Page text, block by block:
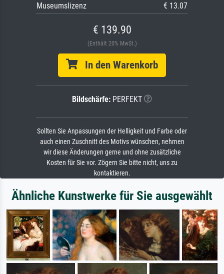
Museumslizenz
€ 13.07
€ 139.90
(Enthält 20% MwSt.)
In den Warenkorb
Bildschärfe: PERFEKT
Sollten Sie Anpassungen der Helligkeit und Farbe oder
auch einen Zuschnitt des Motivs wünschen, nehmen
wir diese Änderungen gerne und ohne zusätzliche
Kosten für Sie vor. Zögern Sie bitte nicht, uns zu
kontaktieren.
Ähnliche Kunstwerke für Sie ausgewählt